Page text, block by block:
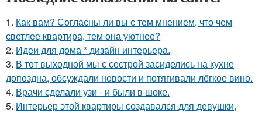
1. Как вам? Согласны ли вы с тем мнением, что чем
светлее квартира, тем она уютнее?
2. Идеи для дома * дизайн интерьера.
3. В тот выходной мы с сестрой засиделись на кухне
допоздна, обсуждали новости и потягивали лёгкое вино.
4. Врачи сделали узи - и были в шоке.
5. Интерьер этой квартиры создавался для девушки,